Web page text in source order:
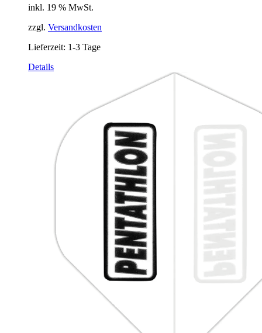
inkl. 19 % MwSt.
zzgl. Versandkosten
Lieferzeit: 1-3 Tage
Details